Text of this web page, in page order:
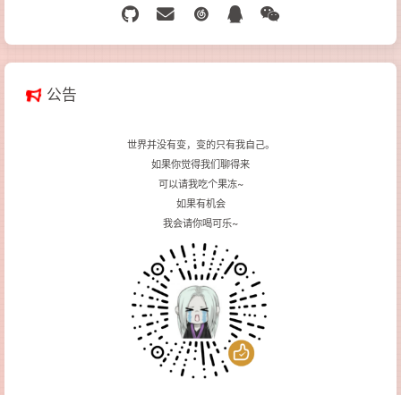
公告
世界并没有变，变的只有我自己。
如果你觉得我们聊得来
可以请我吃个果冻~
如果有机会
我会请你喝可乐~